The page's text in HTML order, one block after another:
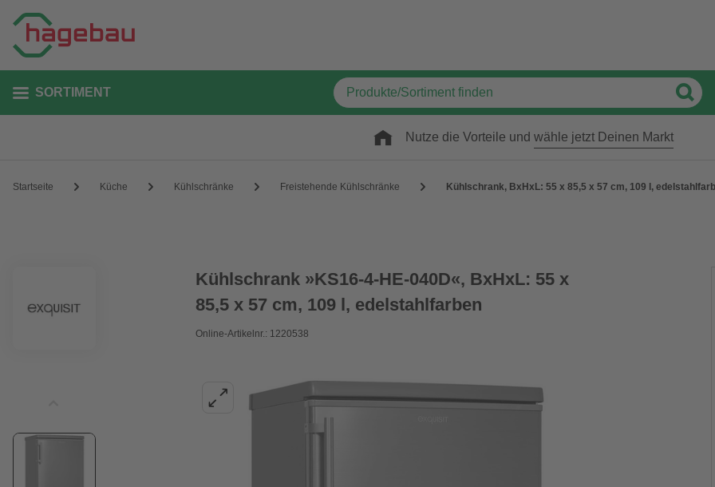
SORTIMENT
Nutze die Vorteile und wähle jetzt Deinen Markt
Startseite Küche Kühlschränke Freistehende Kühlschränke Kühlschrank, BxHxL: 55 x 85,5 x 57 cm, 109 l,
Kühlschrank »KS16-4-HE-040D«, BxHxL: 55 x
85,5 x 57 cm, 109 l, edelstahlfarben
Online-Artikelnr.: 1220538